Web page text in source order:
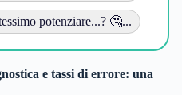
potenziare...? 🤔...
e tassi di errore: una